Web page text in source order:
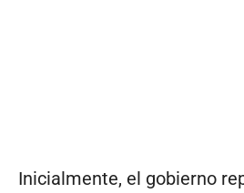
Inicialmente, el gobierno